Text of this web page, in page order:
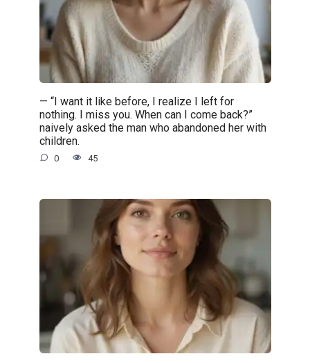
— “I want it like before, I realize I left for
nothing. I miss you. When can I come back?”
naively asked the man who abandoned her with
children.
0 45